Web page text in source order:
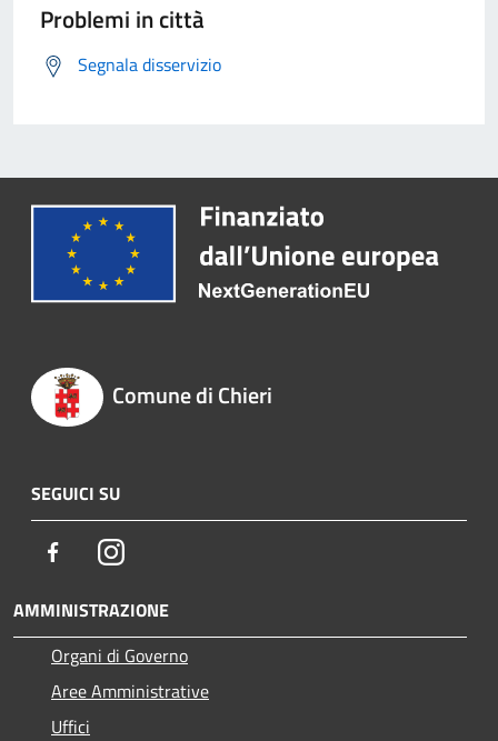
Problemi in città
Segnala disservizio
Comune di Chieri
SEGUICI SU
FacebookInstagram
AMMINISTRAZIONE
Organi di Governo
Aree Amministrative
Uffici